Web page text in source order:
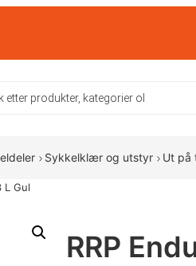
Sykkelklær og utstyr Ut på
L Gul
RRP